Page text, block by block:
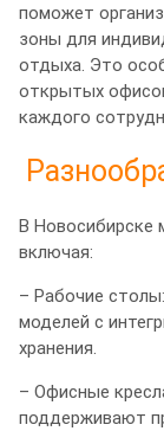
поможет
зоны для
отдыха. Это
открытых
каждого
В Новосибирске
включая:
– Рабочие
моделей с
хранения.
– Офисные
поддерживают